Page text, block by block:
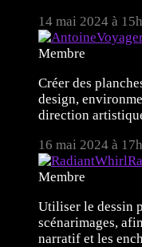
14 mai 2024 à
Membre
Créer des
design,
direction
16 mai 2024 à
Membre
Utiliser le dessin
scénarimages,
narratif et les